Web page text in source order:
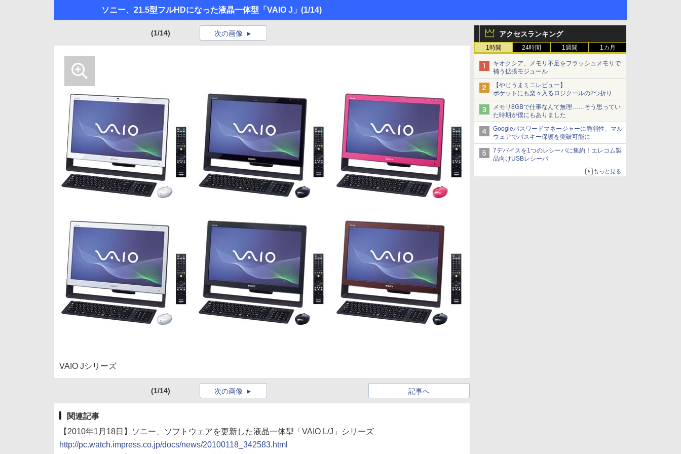
ソニー、21.5型フルHDになった液晶一体型「VAIO J」 (1/14)
アクセスランキング
1時間 24時間 1週間 1カ月
キオクシア、メモリ不足をフラッシュメモリで
補う拡張モジュール
【やじうまミニレビュー】
ポケットにも楽々入るロジクールの2つ折りマ
ウス「Mobi Fold」。その気になるギミックと
は？
メモリ8GBで仕事なんて無理……そう思ってい
た時期が僕にもありました
Googleパスワードマネージャーに脆弱性、マル
ウェアでパスキー保護を突破可能に
7デバイスを1つのレシーバに集約！エレコム製
品向けUSBレシーバ
もっと見る
(1/14) 次の画像
VAIO Jシリーズ
(1/14) 記事へ
次の画像
関連記事
【2010年1月18日】ソニー、ソフトウェアを更新した液晶一体型「VAIO L/J」シリーズ
http://pc.watch.impress.co.jp/docs/news/20100118_342583.html